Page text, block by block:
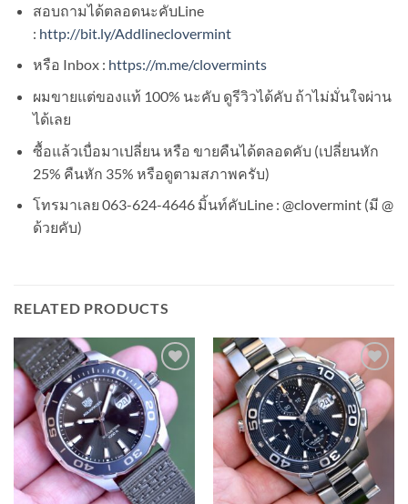
สอบถามได้ตลอดนะคับLine
: http://bit.ly/Addlineclovermint
หรือ Inbox : https://m.me/clovermints
ผมขายแต่ของแท้ 100% นะคับ ดูรีวิวได้คับ ถ้าไม่มั่นใจผ่าน
ได้เลย
ซื้อแล้วเบื่อมาเปลี่ยน หรือ ขายคืนได้ตลอดคับ (เปลี่ยนหัก
25% คืนหัก 35% หรือดูตามสภาพครับ)
โทรมาเลย 063-624-4646 มิ้นท์คับLine : @clovermint (มี @
ด้วยคับ)
RELATED PRODUCTS
Add to
Wishlist
Add to
Wishlist